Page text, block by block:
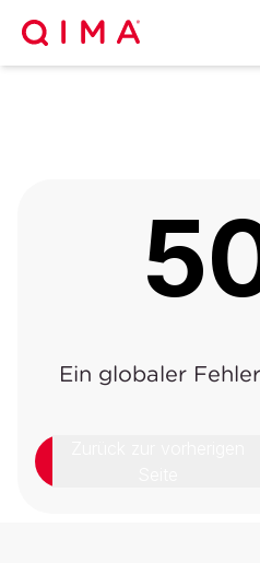
Ein globaler